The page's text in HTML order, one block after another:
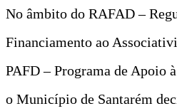
No âmbito do RAFAD –
Financiamento ao
PAFD – Programa de Apoio
o Município de Santarém